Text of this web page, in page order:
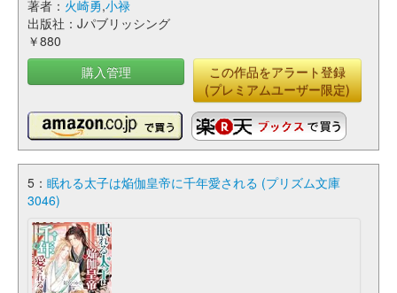
著者： 火崎勇,小禄
出版社：Jパブリッシング
￥880
購入管理
この作品をアラート登録
(プレミアムユーザー限定)
5： 眠れる太子は焔伽皇帝に千年愛される (プリズム文庫
3046)